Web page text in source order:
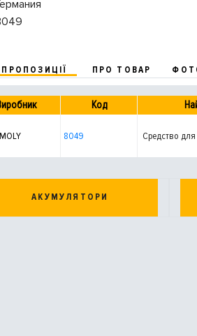
ПРОПОЗИЦІЇ ПРО ТОВАР
Код
8049 Средство для
АКУМУЛЯТОРИ